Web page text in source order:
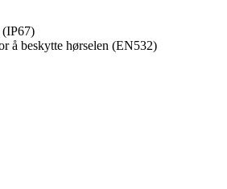
(IP67)
å beskytte hørselen (EN532)